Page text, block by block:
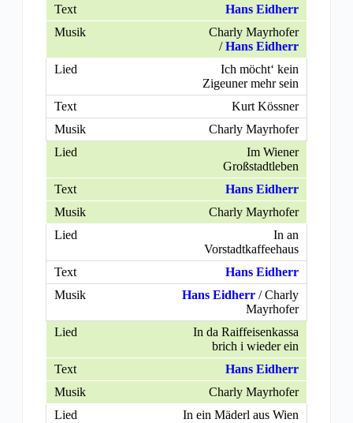
Hans Eidherr
Charly Mayrhofer
/Hans Eidherr
Ich möcht‘ kein
Zigeuner mehr sein
Kurt Kössner
Charly Mayrhofer
Im Wiener
Großstadtleben
Hans Eidherr
Charly Mayrhofer
In an
Vorstadtkaffeehaus
Hans Eidherr
Hans Eidherr / Charly
Mayrhofer
In da Raiffeisenkassa
brich i wieder ein
Hans Eidherr
Charly Mayrhofer
In ein Mäderl aus Wien